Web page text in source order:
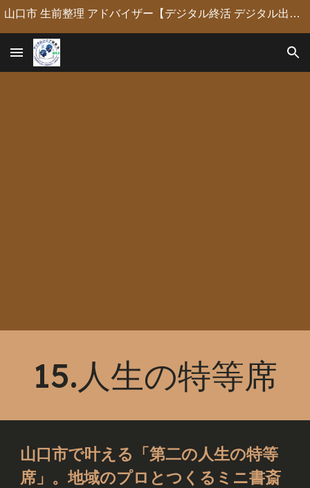
山口市 生前整理 アドバイザー【デジタル終活 デジタル出版 デジタルシニア編集長】定年後の人生の物語を「最高のデジタル資産」に編集・昇華。 古いネガやVHSのデジタル化からプロの構成による自分史動画制作、終活事務までトータルサポート。 長年のキャリアを持つプロがあなたの想いの継承を全力で支援します。
15.人生の特等席
山口市で叶える「第二の人生の特等
席」。地域のプロとつくるミニ書斎